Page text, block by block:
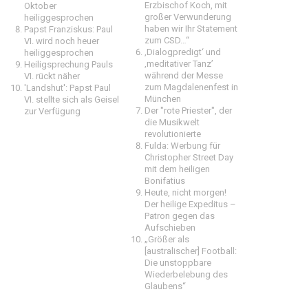
Oktober
heiliggesprochen
Papst Franziskus: Paul
VI. wird noch heuer
heiliggesprochen
Heiligsprechung Pauls
VI. rückt näher
'Landshut': Papst Paul
VI. stellte sich als Geisel
zur Verfügung
Erzbischof Koch, mit
großer Verwunderung
haben wir Ihr Statement
zum CSD…“
‚Dialogpredigt‘ und
‚meditativer Tanz’
während der Messe
zum Magdalenenfest in
München
Der "rote Priester", der
die Musikwelt
revolutionierte
Fulda: Werbung für
Christopher Street Day
mit dem heiligen
Bonifatius
Heute, nicht morgen!
Der heilige Expeditus –
Patron gegen das
Aufschieben
„Größer als
[australischer] Football:
Die unstoppbare
Wiederbelebung des
Glaubens“